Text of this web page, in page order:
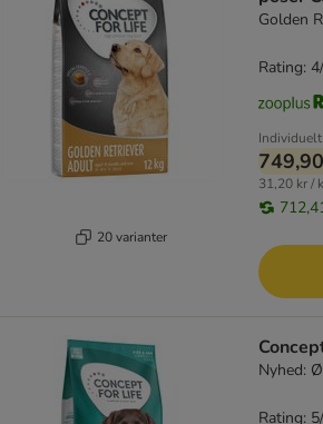
20 varianter
Golden
Individuelt
31,20 kr /
Rating:
Nyhed:
Rating: